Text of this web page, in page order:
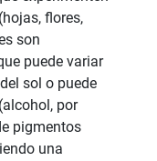
flores,
son
puede variar
sol o puede
por
pigmentos
una